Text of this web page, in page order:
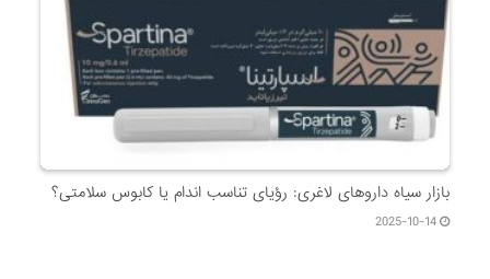
بازار سیاه داروهای لاغری: رؤیای تناسب اندام یا کابوس سلامتی؟
2025-10-14